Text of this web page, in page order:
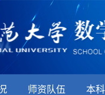
师资队伍 本